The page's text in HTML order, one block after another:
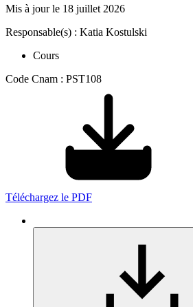
Mis à jour le 18 juillet 2026
Responsable(s) : Katia Kostulski
Cours
Code Cnam : PST108
Téléchargez le PDF